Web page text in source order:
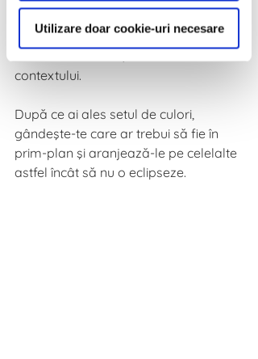
Utilizare doar cookie-uri necesare
stabileşte de la bun început o paletă
contextului.
După ce ai ales setul de culori,
gândeşte-te care ar trebui să fie în
prim-plan şi aranjează-le pe celelalte
astfel încât să nu o eclipseze.